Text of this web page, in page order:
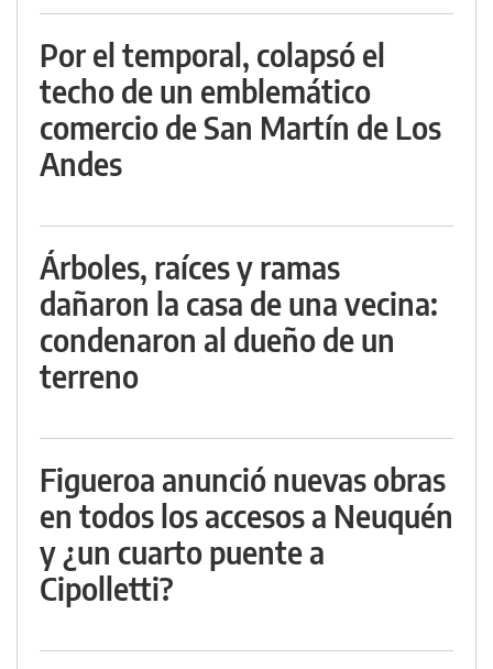
Por el temporal, colapsó el
techo de un emblemático
comercio de San Martín de Los
Andes
Árboles, raíces y ramas
dañaron la casa de una vecina:
condenaron al dueño de un
terreno
Figueroa anunció nuevas obras
en todos los accesos a Neuquén
y ¿un cuarto puente a
Cipolletti?